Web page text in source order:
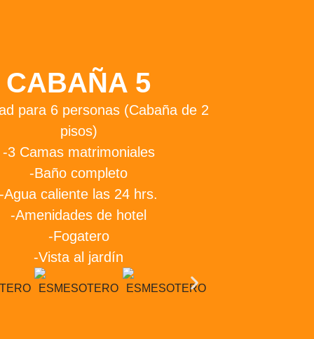
CABAÑA 5
para 6 personas (Cabaña de 2
pisos)
-3 Camas matrimoniales
-Baño completo
-Agua caliente las 24 hrs.
-Amenidades de hotel
-Fogatero
-Vista al jardín